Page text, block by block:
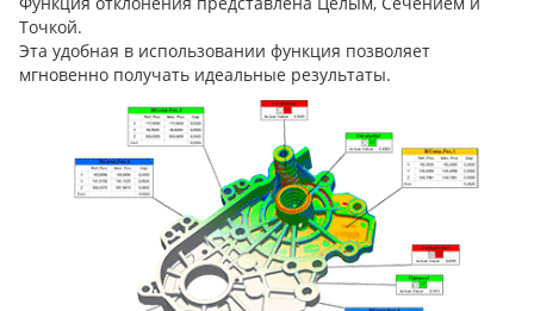
Точкой.
Эта удобная в использовании функция позволяет
мгновенно получать идеальные результаты.